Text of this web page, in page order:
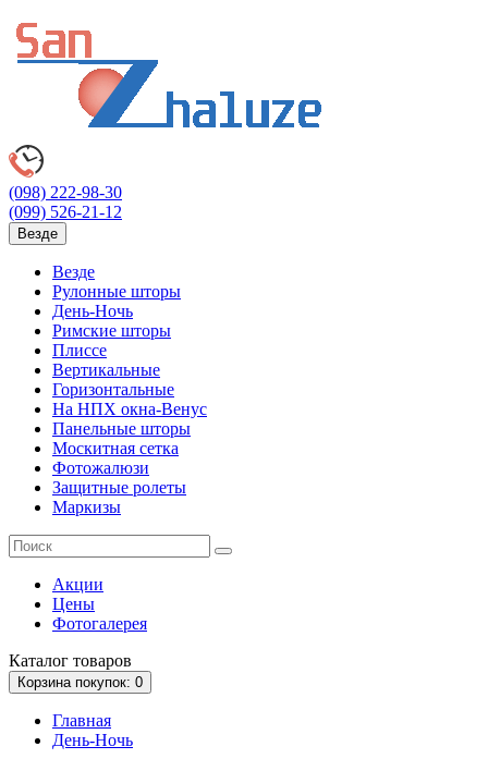
(098) 222-98-30
(099) 526-21-12
Везде
Везде
Рулонные шторы
День-Ночь
Римские шторы
Плиссе
Вертикальные
Горизонтальные
На НПХ окна-Венус
Панельные шторы
Москитная сетка
Фотожалюзи
Защитные ролеты
Маркизы
Акции
Цены
Фотогалерея
Каталог товаров
Корзинапокупок: 0
Главная
День-Ночь